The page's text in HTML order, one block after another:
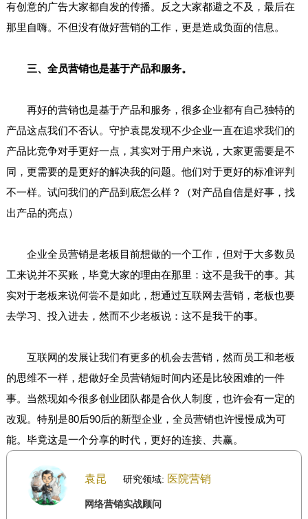
有创意的广告大家都自发的传播。反之大家都避之不及，最后在
那里自嗨。不但没有做好营销的工作，更是造成负面的信息。
三、全员营销也是基于产品和服务。
再好的营销也是基于产品和服务，很多企业都有自己独特的
产品这点我们不否认。守护袁昆发现不少企业一直在追求我们的
产品比竞争对手更好一点，其实对于用户来说，大家更需要是不
同，更需要的是更好的解决我的问题。他们对于更好的标准评判
不一样。试问我们的产品到底怎么样？（对产品自信是好事，找
出产品的亮点）
企业全员营销是老板目前想做的一个工作，但对于大多数员
工来说并不买账，毕竟大家的理由在那里：这不是我干的事。其
实对于老板来说何尝不是如此，想通过互联网去营销，老板也要
去学习、投入进去，然而不少老板说：这不是我干的事。
互联网的发展让我们有更多的机会去营销，然而员工和老板
的思维不一样，想做好全员营销短时间内还是比较困难的一件
事。当然现如今很多创业团队都是合伙人制度，也许会有一定的
改观。特别是80后90后的新型企业，全员营销也许慢慢成为可
能。毕竟这是一个分享的时代，更好的连接、共赢。
袁昆 研究领域: 医院营销
网络营销实战顾问